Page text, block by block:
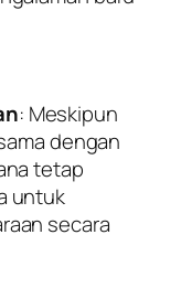
: Meskipun
dengan
tetap
untuk
secara